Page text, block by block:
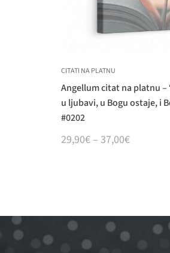
CITATI NA PLATNU
Angellum citat na platnu
u ljubavi, u Bogu ostaje, i
#0202
29,90€ – 37,00€